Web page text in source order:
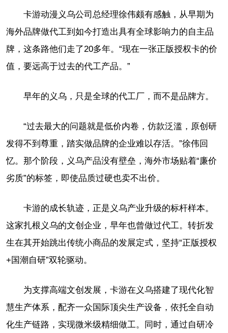
卡游动漫义乌公司总经理徐伟颇有感触，从早期为
海外品牌做代工到如今打造出具有全球影响力的自主品
牌，这条路他们走了20多年。“现在一张正版授权卡的价
值，要远高于过去的代工产品。”
早年的义乌，只是全球的代工厂，而不是品牌方。
“过去最大的问题就是低价内卷，仿款泛滥，原创研
发得不到尊重，踏实做品牌的企业难以存活。”徐伟回
忆。那个阶段，义乌产品没有壁垒，海外市场贴着“廉价
劣质”的标签，即使品质过硬也卖不出价。
卡游的成长轨迹，正是义乌产业升级的标杆样本。
这家扎根义乌的文创企业，早年也曾做过代工。转折发
生在其开始跳出传统小商品的发展定式，坚持“正版授权
+国潮自研”双轮驱动。
为支撑高端文创发展，卡游在义乌搭建了现代化智
慧生产体系，配齐一众国际顶尖生产设备，依托全自动
化生产链路，实现微米级精细做工。同时，通过自研冷